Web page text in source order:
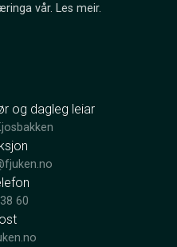
vår. Les meir.
og dagleg leiar
60